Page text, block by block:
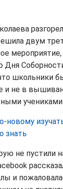
двум
Дня
школьники
и не в
новому
знать
не пустили
и